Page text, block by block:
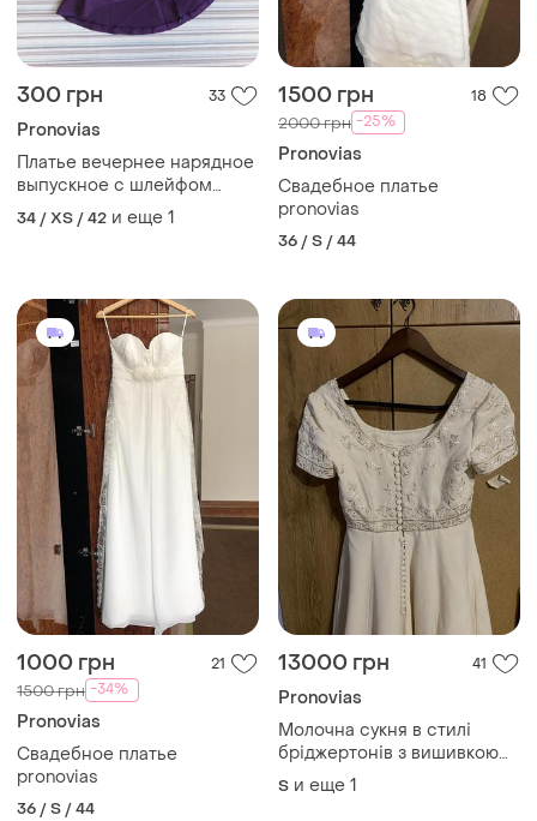
300 грн 33
Pronovias
Платье вечернее нарядное
выпускное с шлейфом
pronovias
34 / XS / 42 и еще 1
1500 грн 18
2000 грн -25%
Pronovias
Свадебное платье
pronovias
36 / S / 44
1000 грн 21
1500 грн -34%
Pronovias
Свадебное платье
pronovias
36 / S / 44
13000 грн 41
Pronovias
Молочна сукня в стилі
бріджертонів з вишивкою
на ґудзиках весільна бальна
для театру кіно
S и еще 1